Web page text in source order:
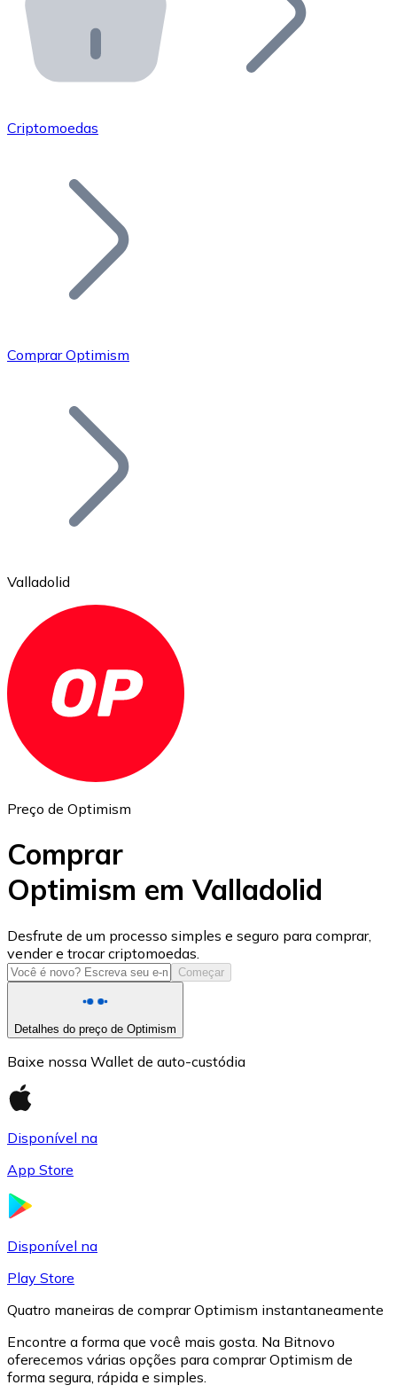
API Bitnovo
Integre nossa API no seu ecossistema.
Junte-se à nossa rede de revendedores e comercialize
Adicione o token do seu projeto ao nosso serviço de
Bitcoin
Ethereum
ETH
USD Coin
USDC
Criptomoedas
Comprar Optimism
Valladolid
Preço de Optimism
Comprar
Optimism em Valladolid
Desfrute de um processo simples e seguro para comprar,
vender e trocar criptomoedas.
Começar
Detalhes do preço de Optimism
Baixe nossa Wallet de auto-custódia
Disponível na
App Store
Disponível na
Play Store
Quatro maneiras de comprar Optimism instantaneamente
Encontre a forma que você mais gosta. Na Bitnovo
oferecemos várias opções para comprar Optimism de
forma segura, rápida e simples.